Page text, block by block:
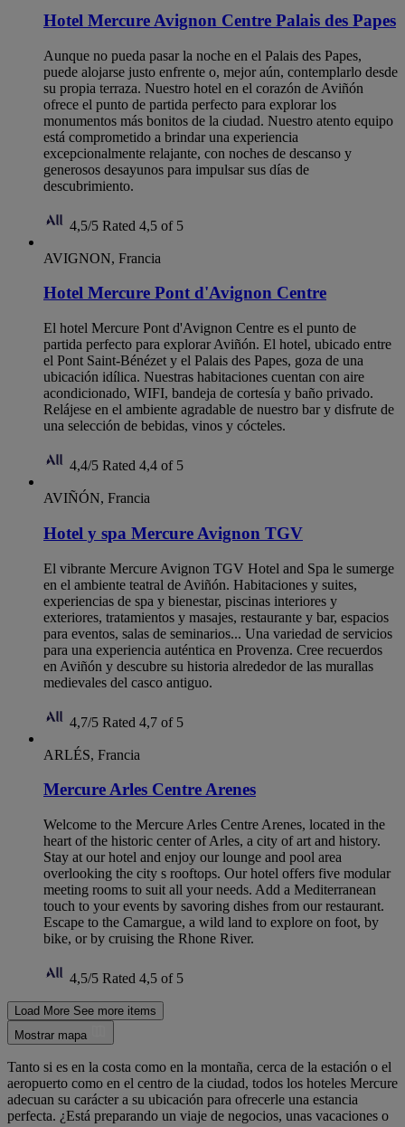
Hotel Mercure Avignon Centre Palais des Papes
Aunque no pueda pasar la noche en el Palais des Papes,
puede alojarse justo enfrente o, mejor aún, contemplarlo desde
su propia terraza. Nuestro hotel en el corazón de Aviñón
ofrece el punto de partida perfecto para explorar los
monumentos más bonitos de la ciudad. Nuestro atento equipo
está comprometido a brindar una experiencia
excepcionalmente relajante, con noches de descanso y
generosos desayunos para impulsar sus días de
descubrimiento.
4,5/5 Rated 4,5 of 5
AVIGNON, Francia
Hotel Mercure Pont d'Avignon Centre
El hotel Mercure Pont d'Avignon Centre es el punto de
partida perfecto para explorar Aviñón. El hotel, ubicado entre
el Pont Saint-Bénézet y el Palais des Papes, goza de una
ubicación idílica. Nuestras habitaciones cuentan con aire
acondicionado, WIFI, bandeja de cortesía y baño privado.
Relájese en el ambiente agradable de nuestro bar y disfrute de
una selección de bebidas, vinos y cócteles.
4,4/5 Rated 4,4 of 5
AVIÑÓN, Francia
Hotel y spa Mercure Avignon TGV
El vibrante Mercure Avignon TGV Hotel and Spa le sumerge
en el ambiente teatral de Aviñón. Habitaciones y suites,
experiencias de spa y bienestar, piscinas interiores y
exteriores, tratamientos y masajes, restaurante y bar, espacios
para eventos, salas de seminarios... Una variedad de servicios
para una experiencia auténtica en Provenza. Cree recuerdos
en Aviñón y descubre su historia alrededor de las murallas
medievales del casco antiguo.
4,7/5 Rated 4,7 of 5
ARLÉS, Francia
Mercure Arles Centre Arenes
Welcome to the Mercure Arles Centre Arenes, located in the
heart of the historic center of Arles, a city of art and history.
Stay at our hotel and enjoy our lounge and pool area
overlooking the city s rooftops. Our hotel offers five modular
meeting rooms to suit all your needs. Add a Mediterranean
touch to your events by savoring dishes from our restaurant.
Escape to the Camargue, a wild land to explore on foot, by
bike, or by cruising the Rhone River.
4,5/5 Rated 4,5 of 5
Load More See more items
Mostrar mapa
Tanto si es en la costa como en la montaña, cerca de la estación o el
aeropuerto como en el centro de la ciudad, todos los hoteles Mercure
adecuan su carácter a su ubicación para ofrecerle una estancia
perfecta. ¿Está preparando un viaje de negocios, unas vacaciones o